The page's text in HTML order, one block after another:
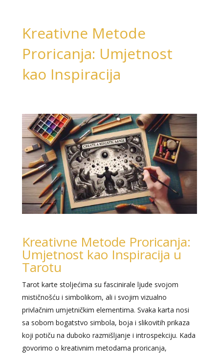
Kreativne Metode
Proricanja: Umjetnost
kao Inspiracija
Kreativne Metode Proricanja:
Umjetnost kao Inspiracija u
Tarotu
Tarot karte stoljećima su fascinirale ljude svojom
mističnošću i simbolikom, ali i svojim vizualno
privlačnim umjetničkim elementima. Svaka karta nosi
sa sobom bogatstvo simbola, boja i slikovitih prikaza
koji potiču na duboko razmišljanje i introspekciju. Kada
govorimo o kreativnim metodama proricanja,